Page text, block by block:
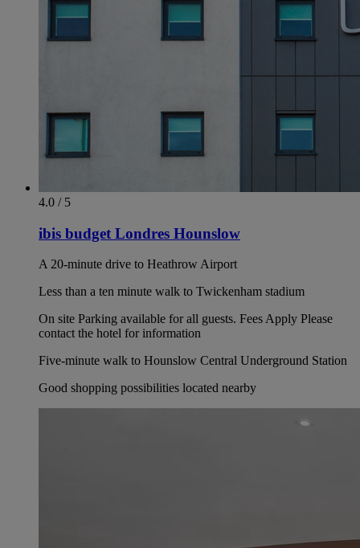
4.0 / 5
ibis budget Londres Hounslow
A 20-minute drive to Heathrow Airport
Less than a ten minute walk to Twickenham stadium
On site Parking available for all guests. Fees Apply Please
contact the hotel for information
Five-minute walk to Hounslow Central Underground Station
Good shopping possibilities located nearby